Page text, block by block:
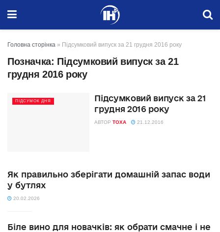
Головна сторінка » Підсумковий випуск за 21 грудня 2016 року
Позначка: Підсумковий випуск за 21
грудня 2016 року
ПІДСУМОК ДНЯ
Підсумковий випуск за 21
грудня 2016 року
АВТОР TOXA 21.12.2016
Як правильно зберігати домашній запас води
у бутлях
20.02.2026
Біле вино для новачків: як обрати смачне і не